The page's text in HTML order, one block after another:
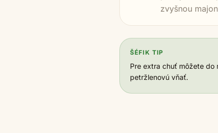
zvyšnou
ŠÉFIK TIP
Pre extra chuť môžete do
petržlenovú vňať.